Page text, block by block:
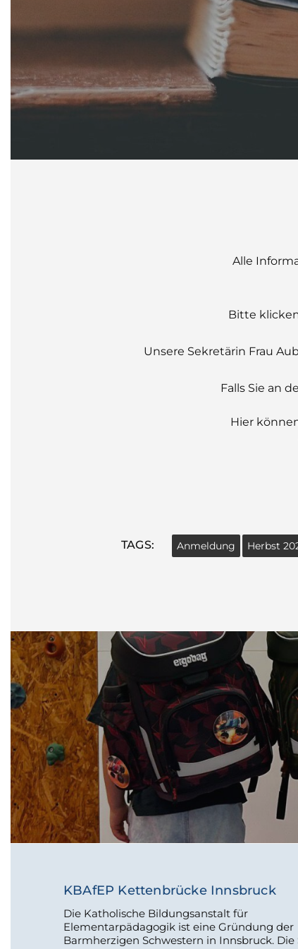
Alle
Bitte
Unsere Sekretärin Frau
Falls Sie an
Hier
TAGS: Anmeldung Herbst
KBAfEP Kettenbrücke Innsbruck
Die Katholische Bildungsanstalt für
Elementarpädagogik ist eine Gründung der
Barmherzigen Schwestern in Innsbruck. Die